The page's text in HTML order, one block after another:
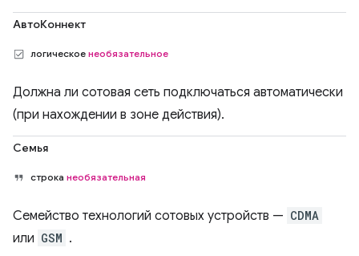
АвтоКоннект
логическое необязательное
Должна ли сотовая сеть подключаться автоматически
(при нахождении в зоне действия).
Семья
строка необязательная
Семейство технологий сотовых устройств — CDMA
или GSM .